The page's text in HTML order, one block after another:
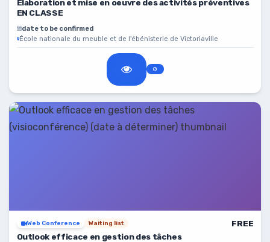
Élaboration et mise en oeuvre des activités préventives
EN CLASSE
date to be confirmed
École nationale du meuble et de l'ébénisterie de Victoriaville
Web Conference Waiting list
FREE
Outlook efficace en gestion des tâches